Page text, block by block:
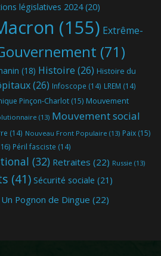
législatives 2024(20)
(155) Extrême-
(71)
(18) Histoire (26) Histoire du
(26) Infoscope (14) LREM (14)
Pinçon-Charlot (15) Mouvement
(13) Mouvement social
(14) Nouveau Front Populaire (13) Paix (15)
Péril fasciste (14)
(32) Retraites (22) Russie (13)
(41) Sécurité sociale (21)
Un Pognon de Dingue (22)